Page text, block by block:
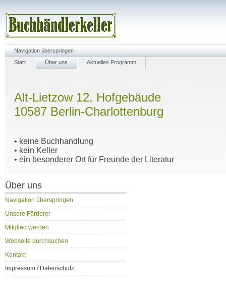
Navigation überspringen
Start
Über uns Aktuelles Programm
Alt-Lietzow 12, Hofgebäude
10587 Berlin-Charlottenburg
• keine Buchhandlung
• kein Keller
• ein besonderer Ort für Freunde der Literatur
Über uns
Navigation überspringen
Unsere Förderer
Mitglied werden
Webseite durchsuchen
Kontakt
Impressum / Datenschutz